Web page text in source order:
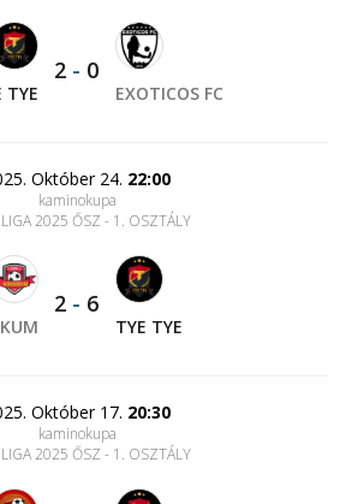
TYE
2 - 0
EXOTICOS FC
Október 24. 22:00
kaminokupa
2025 ŐSZ - 1. OSZTÁLY
2 - 6
TYE TYE
Október 17. 20:30
kaminokupa
2025 ŐSZ - 1. OSZTÁLY